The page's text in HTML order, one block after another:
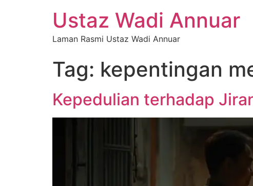
Ustaz Wadi Annuar
Laman Rasmi Ustaz Wadi Annuar
Tag: kepentingan
Kepedulian terhadap